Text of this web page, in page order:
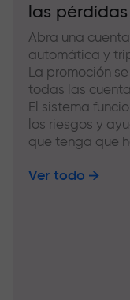
las pérdidas
Abra una
automática y
La promoción
todas las
El sistema
los riesgos y
que tenga que
Ver todo